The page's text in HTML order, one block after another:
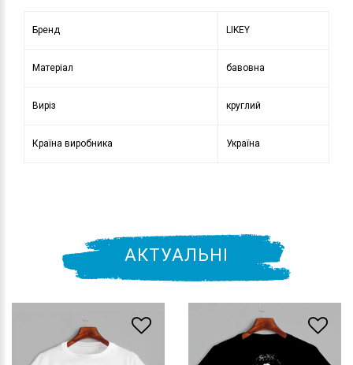
Бренд LIKEY
Матеріал бавовна
Виріз круглий
Країна виробника Україна
АКТУАЛЬНІ